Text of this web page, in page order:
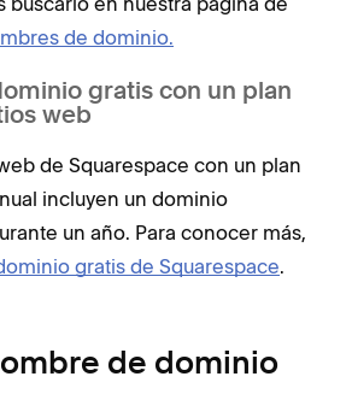
de dominio.
gratis con un plan
web
de Squarespace con un plan
incluyen un dominio
un año. Para conocer más,
gratis de Squarespace.
de dominio